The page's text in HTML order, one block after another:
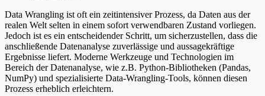
Data Wrangling ist oft ein zeitintensiver Prozess, da Daten aus der
realen Welt selten in einem sofort verwendbaren Zustand vorliegen.
Jedoch ist es ein entscheidender Schritt, um sicherzustellen, dass die
anschließende Datenanalyse zuverlässige und aussagekräftige
Ergebnisse liefert. Moderne Werkzeuge und Technologien im
Bereich der Datenanalyse, wie z.B. Python-Bibliotheken (Pandas,
NumPy) und spezialisierte Data-Wrangling-Tools, können diesen
Prozess erheblich erleichtern.